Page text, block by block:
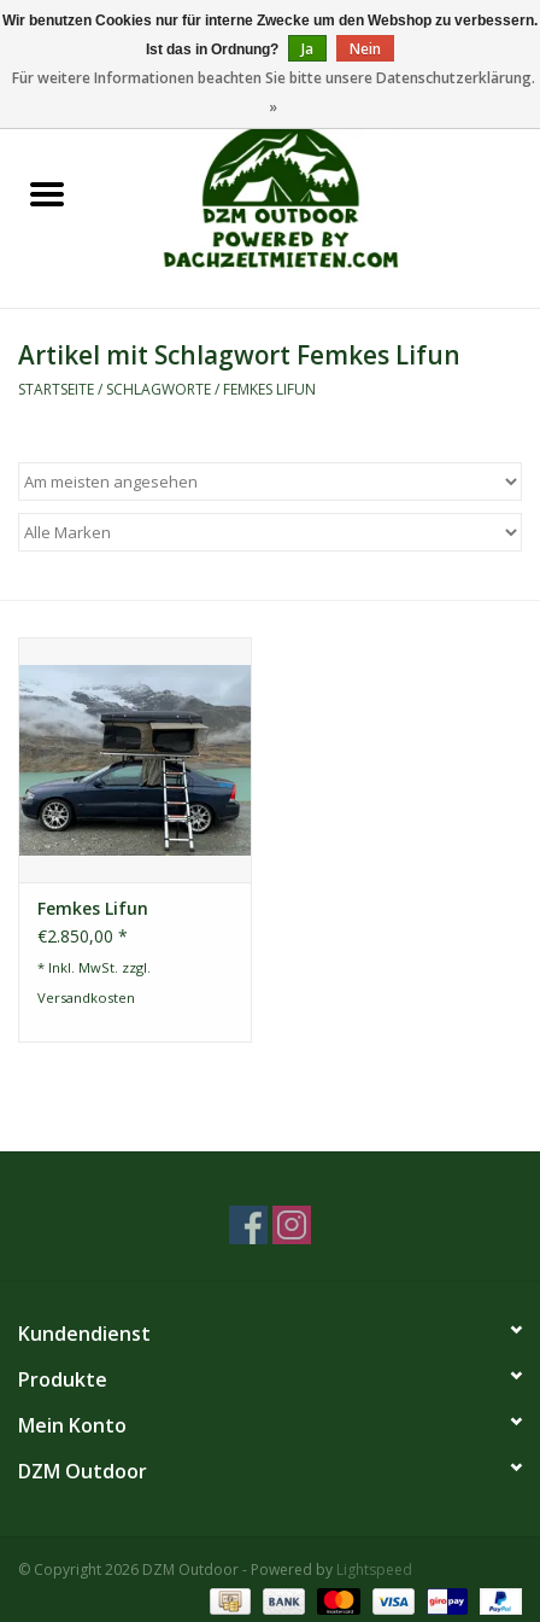
Dachzeltanhänger
Camping/Outdoor
Marken
Artikel mit Schlagwort Femkes Lifun
STARTSEITE/ SCHLAGWORTE/ FEMKES LIFUN
Femkes Lifun
€2.850,00 *
* Inkl. MwSt. zzgl.
Versandkosten
Kundendienst
Produkte
Mein Konto
DZM Outdoor
© Copyright 2026 DZM Outdoor - Powered by Lightspeed
Wir benutzen Cookies nur für interne Zwecke um den Webshop zu verbessern.
Ist das in Ordnung?
Ja
Nein
Für weitere Informationen beachten Sie bitte unsere Datenschutzerklärung.
»